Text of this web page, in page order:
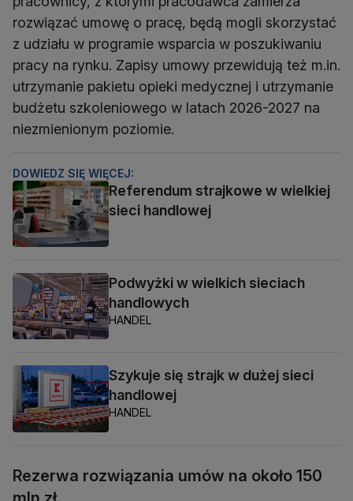
rozwiązać umowę o pracę, będą mogli skorzystać
z udziału w programie wsparcia w poszukiwaniu
pracy na rynku. Zapisy umowy przewidują też m.in.
utrzymanie pakietu opieki medycznej i utrzymanie
budżetu szkoleniowego w latach 2026-2027 na
DOWIEDZ SIĘ WIĘCEJ:
Referendum strajkowe w wielkiej
sieci handlowej
Podwyżki w wielkich sieciach
handlowych
HANDEL
Szykuje się strajk w dużej sieci
handlowej
HANDEL
Rezerwa rozwiązania umów na około 150